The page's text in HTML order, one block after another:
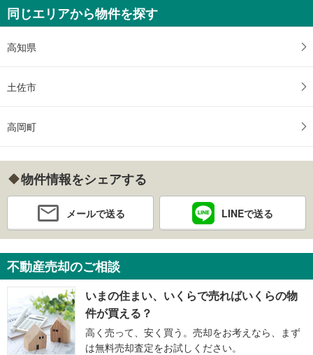
同じエリアから物件を探す
高知県
土佐市
高岡町
物件情報をシェアする
メールで送る LINEで送る
不動産売却のご相談
いまの住まい、いくらで売ればいくらの物
件が買える？
高く売って、安く買う。売却をお考えなら、まず
は無料売却査定をお試しください。